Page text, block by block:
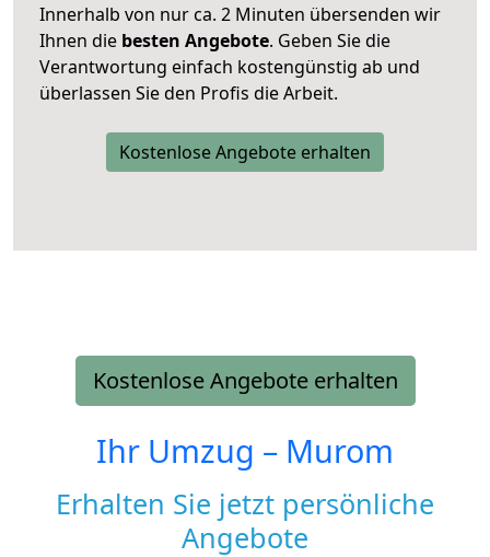
Innerhalb von nur ca. 2 Minuten übersenden wir
Ihnen die besten Angebote. Geben Sie die
Verantwortung einfach kostengünstig ab und
überlassen Sie den Profis die Arbeit.
Kostenlose Angebote erhalten
Kostenlose Angebote erhalten
Ihr Umzug – Murom
Erhalten Sie jetzt persönliche
Angebote